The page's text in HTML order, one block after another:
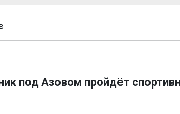
под Азовом пройдёт